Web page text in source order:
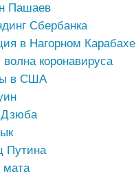
Пашаев
Сбербанка
в Нагорном Карабахе
волна коронавируса
в США
Путина
мата